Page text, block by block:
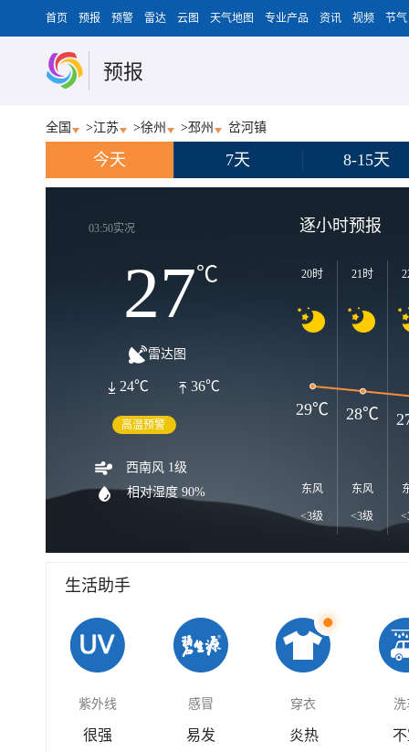
首页 预报 预警 雷达 云图 天气地图 专业产品 资讯 视频 节气
预报
全国 >江苏 >徐州 >邳州 岔河镇
今天 7天 8-15天
03:50实况
27℃
雷达图
36℃
24℃
高温预警
西南风 1级
相对湿度 90%
逐小时预报
20时
东风
<3级
21时
东风
<3级
29℃ 28℃
生活助手
紫外线 感冒 穿衣 洗
很强 易发 炎热